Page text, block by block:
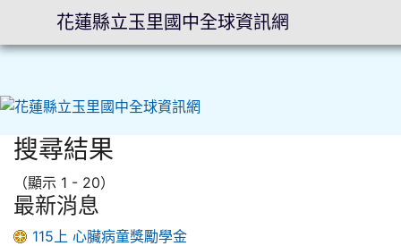
搜尋結果
（顯示 1 - 20）
最新消息
115上 心臟病童獎勵學金
花蓮縣立玉里國中全球資訊網